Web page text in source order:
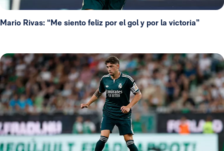
Mario Rivas: “Me siento feliz por el gol y por la victoria”